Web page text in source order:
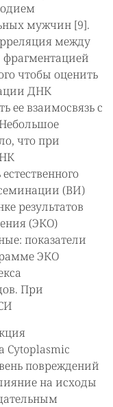
мужчин [9].
между
фрагментацией
чтобы оценить
ДНК
ее взаимосвязь с
что при
(ВИ)
результатов
(ЭКО)
показатели
ЭКО
При
Cytoplasmic
повреждений
на исходы